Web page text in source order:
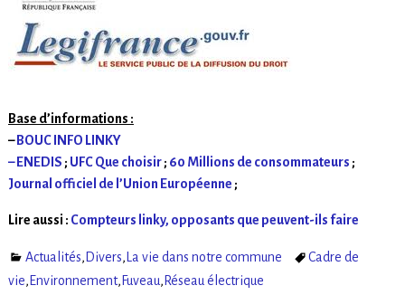
Base d’informations :
– BOUC INFO LINKY
– ENEDIS ; UFC Que choisir; 60 Millions de consommateurs ;
Journal officiel de l’Union Européenne ;
Lire aussi : Compteurs linky, opposants que peuvent-ils faire
Actualités, Divers, La vie dans notre commune
Cadre de
vie, Environnement, Fuveau, Réseau électrique